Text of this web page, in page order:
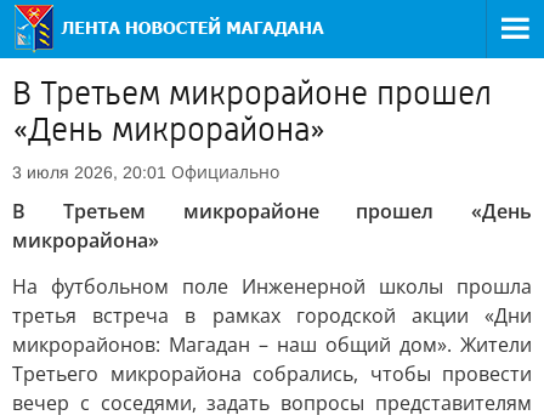
В Третьем микрорайоне прошел
«День микрорайона»
3 июля 2026, 20:01 Официально
В Третьем микрорайоне прошел «День
микрорайона»
На футбольном поле Инженерной школы прошла
третья встреча в рамках городской акции «Дни
микрорайонов: Магадан – наш общий дом». Жители
Третьего микрорайона собрались, чтобы провести
вечер с соседями, задать вопросы представителям